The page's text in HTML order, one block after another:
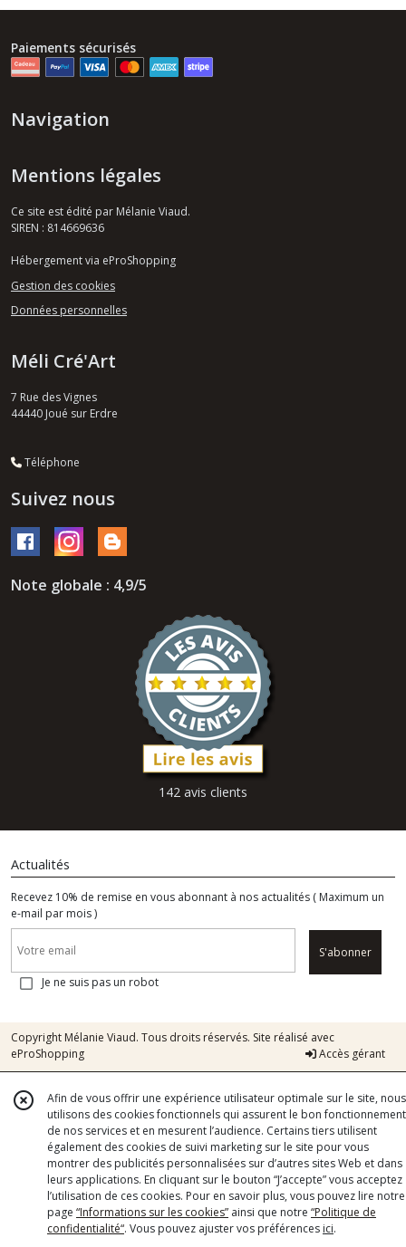
Paiements sécurisés
Navigation
Mentions légales
Ce site est édité par Mélanie Viaud.
SIREN : 814669636
Hébergement via eProShopping
Gestion des cookies
Données personnelles
Méli Cré'Art
7 Rue des Vignes
44440 Joué sur Erdre
Téléphone
Suivez nous
Note globale : 4,9/5
142 avis clients
Actualités
Recevez 10% de remise en vous abonnant à nos actualités ( Maximum un
e-mail par mois )
S'abonner
Je ne suis pas un robot
Copyright Mélanie Viaud. Tous droits réservés. Site réalisé avec
eProShopping
Accès gérant
Afin de vous offrir une expérience utilisateur optimale sur le site, nous
utilisons des cookies fonctionnels qui assurent le bon fonctionnement
de nos services et en mesurent l’audience. Certains tiers utilisent
également des cookies de suivi marketing sur le site pour vous
montrer des publicités personnalisées sur d’autres sites Web et dans
leurs applications. En cliquant sur le bouton “J’accepte” vous acceptez
l’utilisation de ces cookies. Pour en savoir plus, vous pouvez lire notre
page “Informations sur les cookies” ainsi que notre “Politique de
confidentialité“. Vous pouvez ajuster vos préférences ici.